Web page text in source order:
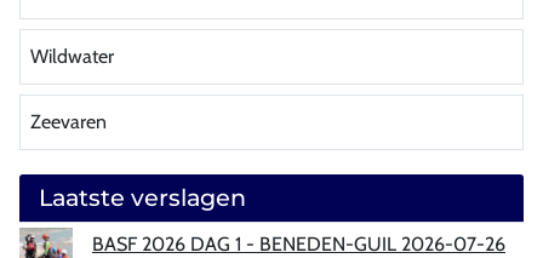
Wildwater
Zeevaren
Laatste verslagen
BASF 2026 DAG 1 - BENEDEN-GUIL 2026-07-26